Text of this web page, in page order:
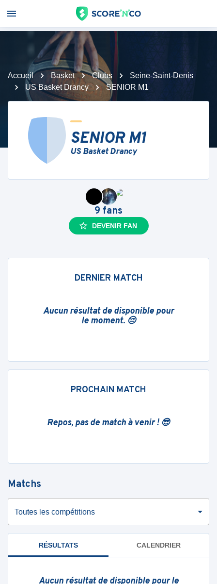
Accueil Basket Clubs
Seine-Saint-Denis
US Basket Drancy
SENIOR M1
SENIOR M1
US Basket Drancy
9 fans
DEVENIR FAN
DERNIER MATCH
Aucun résultat de disponible pour
le moment. 😔
PROCHAIN MATCH
Repos, pas de match à venir ! 😎
Matchs
Toutes les compétitions
RÉSULTATS CALENDRIER
Aucun résultat de disponible pour le